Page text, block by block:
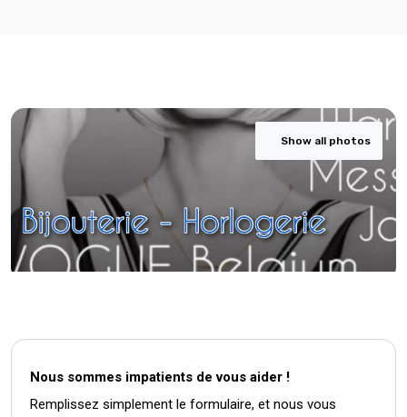
Show all photos
Nous sommes impatients de vous aider !
Remplissez simplement le formulaire, et nous vous